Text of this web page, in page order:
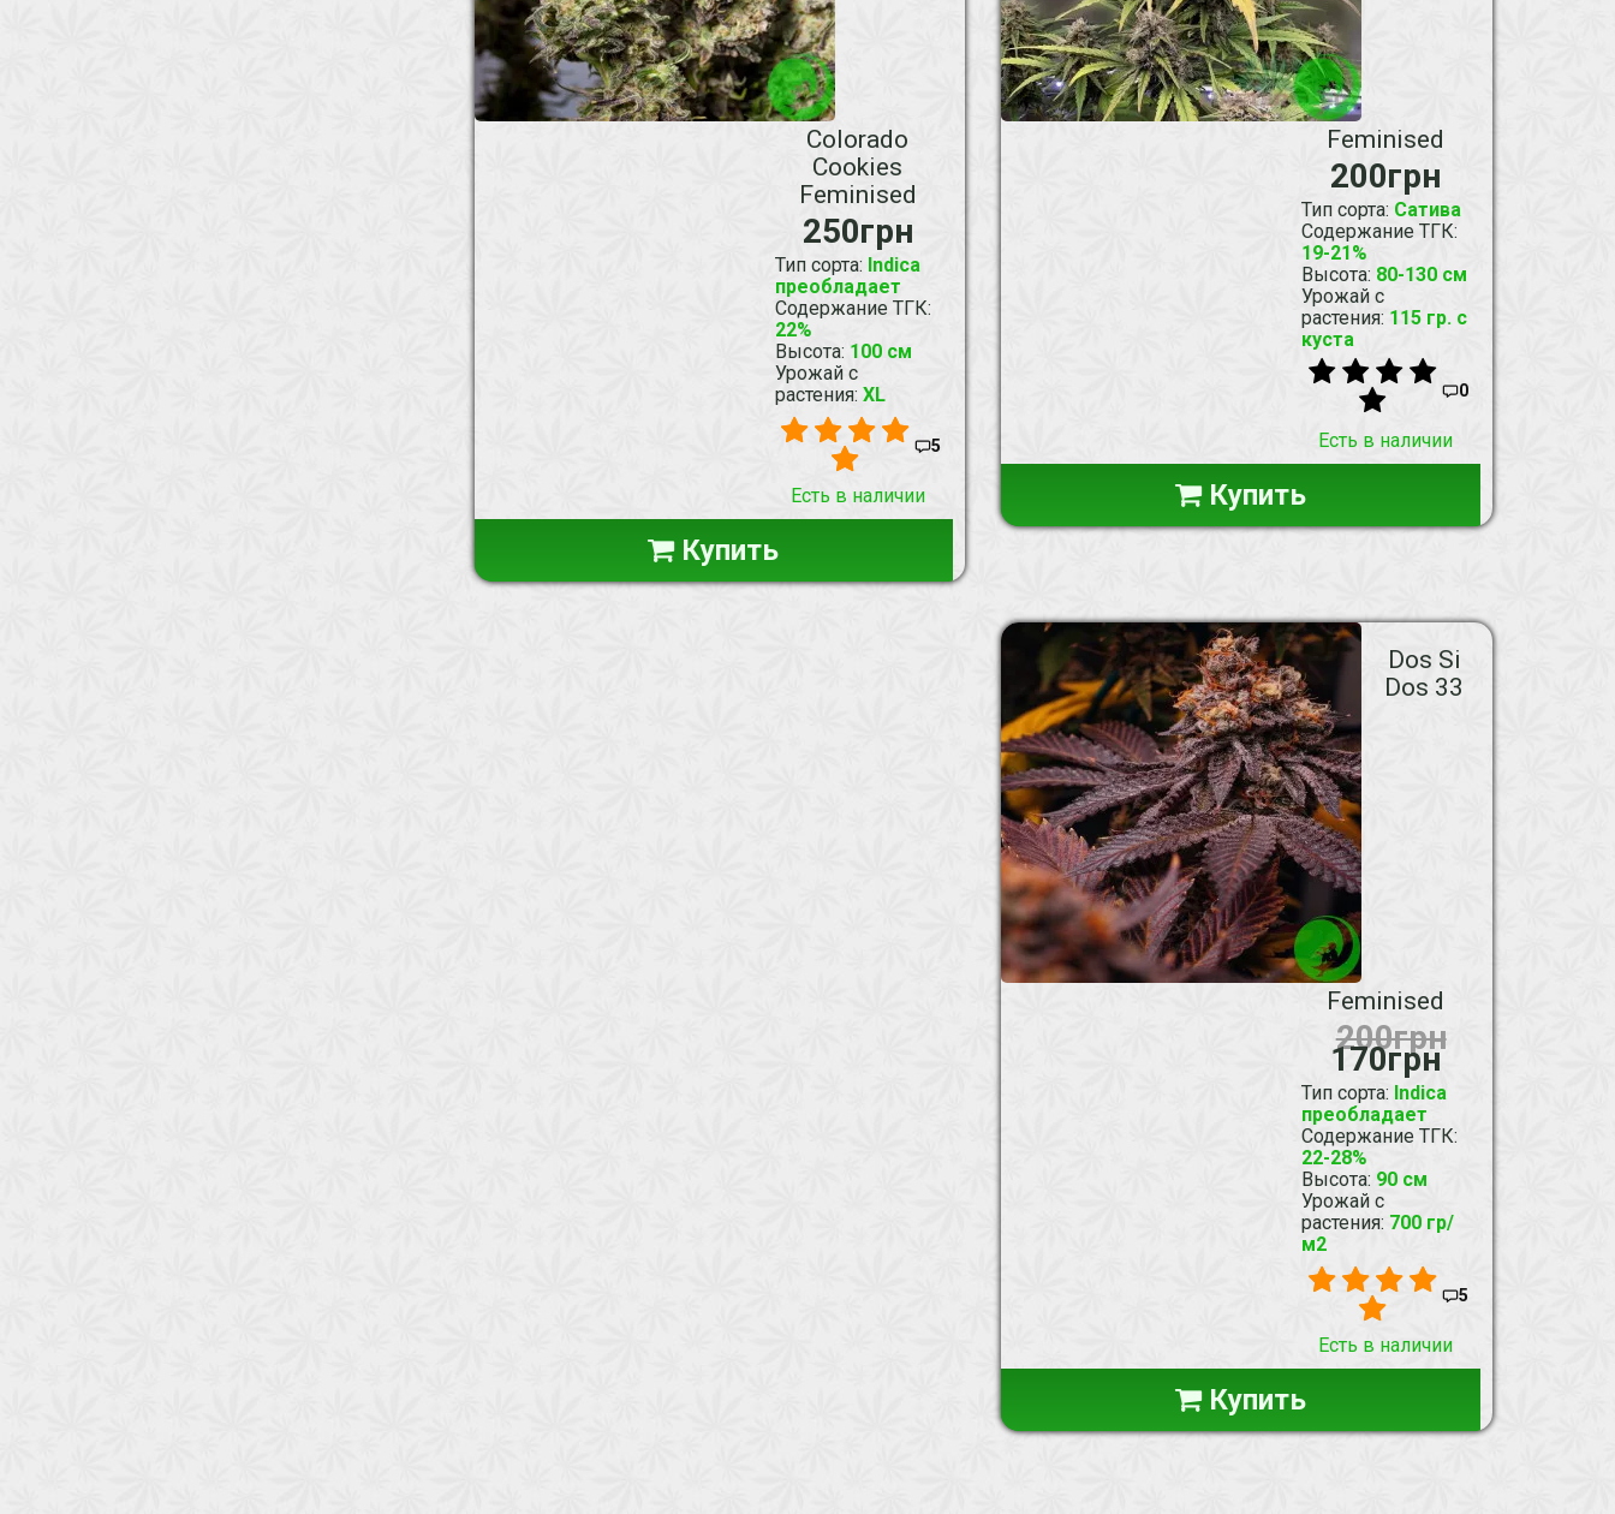
Colorado
Cookies
Feminised
250грн
Тип сорта: Indica
преобладает
Содержание ТГК:
22%
Высота: 100 см
Урожай с
растения: XL
5
Есть в наличии
Купить
Feminised
200грн
Тип сорта: Сатива
Содержание ТГК:
19-21%
Высота: 80-130 см
Урожай с
растения: 115 гр. с
куста
0
Есть в наличии
Купить
Dos Si
Dos 33
Feminised
200грн
170грн
Тип сорта: Indica
преобладает
Содержание ТГК:
22-28%
Высота: 90 см
Урожай с
растения: 700 гр/
м2
5
Есть в наличии
Купить